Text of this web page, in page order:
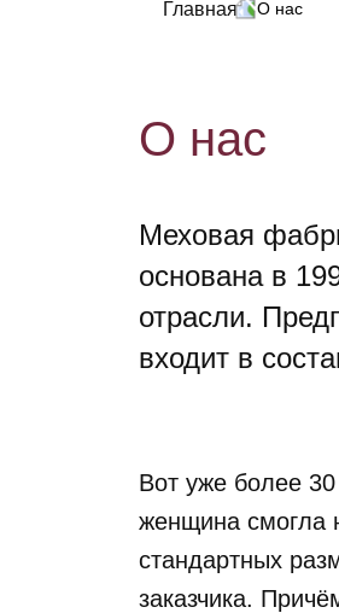
Главная
О нас
О нас
Меховая
основана в
отрасли.
входит в
Вот уже более
женщина смогла
стандартных
заказчика.